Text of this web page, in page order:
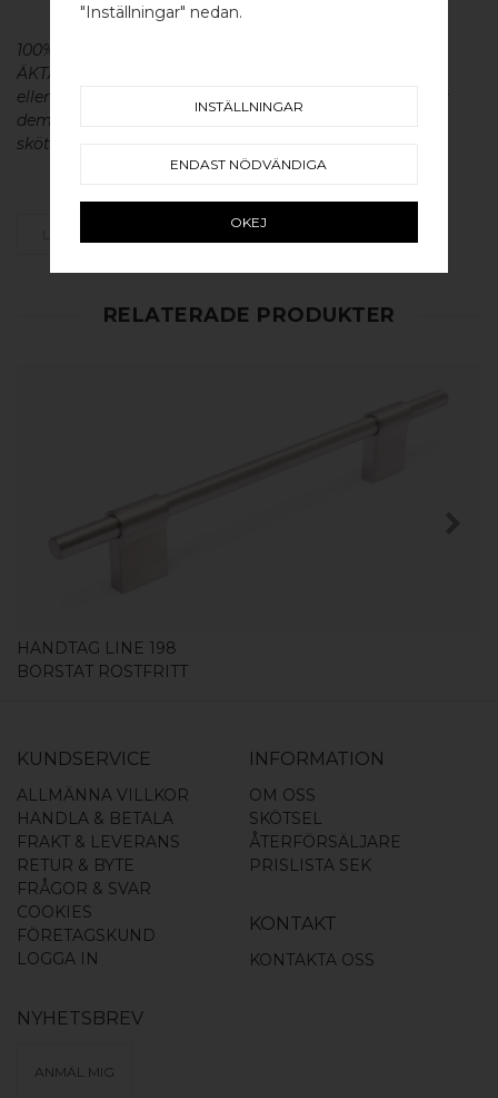
100% ÄKTA METALL - Alla våra
ÄKTA massiv mässing, koppar, rostfritt stål
eller aluminium utan metallisk ytbehandling, vilket ger
dem en väldigt lång livslängd och vacker patina. För
skötsel av våra produkter läs mer
RELATERADE PRODUKTER
HANDTAG LINE 198
BORSTAT ROSTFRITT
KUNDSERVICE
ALLMÄNNA VILLKOR
HANDLA & BETALA
FRAKT & LEVERANS
RETUR & BYTE
FRÅGOR & SVAR
COOKIES
FÖRETAGSKUND
LOGGA IN
INFORMATION
OM OSS
SKÖTSEL
ÅTERFÖRSÄLJARE
PRISLISTA SEK
KONTAKT
KONTAKTA OSS
NYHETSBREV
ANMÄL MIG
"Inställningar" nedan.
INSTÄLLNINGAR
ENDAST NÖDVÄNDIGA
OKEJ